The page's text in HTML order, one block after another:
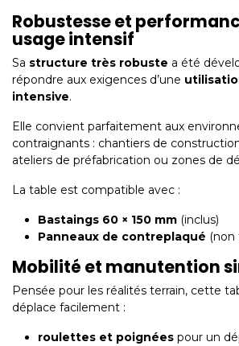
Robustesse et
usage intensif
Sa structure très robuste a été
répondre aux exigences d’une
intensive.
Elle convient parfaitement aux
contraignants : chantiers de
ateliers de préfabrication ou zones de
La table est compatible avec :
Bastaings 60 × 150 mm (inclus)
Panneaux de contreplaqué (non
Mobilité et manutention
Pensée pour les réalités terrain, cette
déplace facilement :
roulettes et poignées pour un